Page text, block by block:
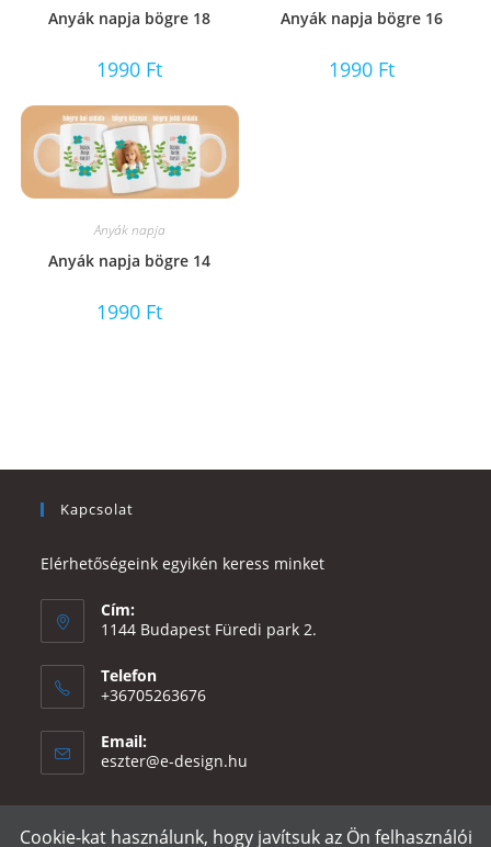
Anyák napja bögre 18
1990 Ft
Anyák napja bögre 16
1990 Ft
Anyák napja
Anyák napja bögre 14
1990 Ft
Kapcsolat
Elérhetőségeink egyikén keress minket
Cím:
1144 Budapest Füredi park 2.
Telefon
+36705263676
Email:
eszter@e-design.hu
Cookie-kat használunk, hogy javítsuk az Ön felhasználói